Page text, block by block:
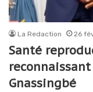
La Redaction 26
Santé
Gnassingbé